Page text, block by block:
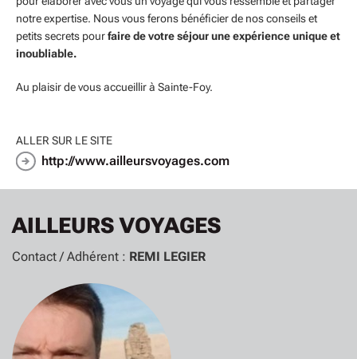
notre expertise. Nous vous ferons bénéficier de nos conseils et
petits secrets pourfaire de votre séjour une expérience unique et
inoubliable.
Au plaisir de vous accueillir à Sainte-Foy.
ALLER SUR LE SITE
http://www.ailleursvoyages.com
AILLEURS VOYAGES
Contact / Adhérent : REMI LEGIER